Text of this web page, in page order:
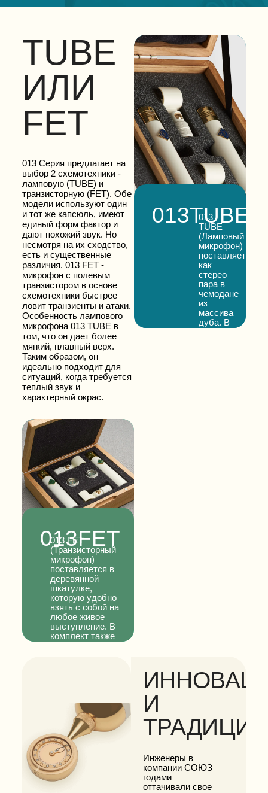
013 TUBE - Мужской вокал
013 TUBE - Оверхэды
013 TUBE - Рояль
013 TUBE - Скрипка (Стерео)
013 TUBE - Труба
013 TUBE - Электрогитара
TUBE
ИЛИ
FET
013 Серия предлагает на
выбор 2 схемотехники -
ламповую (TUBE) и
транзисторную (FET). Обе
модели используют один
и тот же капсюль, имеют
единый форм фактор и
дают похожий звук. Но
несмотря на их сходство,
есть и существенные
различия. 013 FET -
микрофон с полевым
транзистором в основе
схемотехники быстрее
ловит транзиенты и атаки.
Особенность лампового
микрофона 013 TUBE в
том, что он дает более
мягкий, плавный верх.
Таким образом, он
идеально подходит для
ситуаций, когда требуется
теплый звук и
характерный окрас.
013FET
013 FET
(Транзисторный
микрофон)
поставляется в
деревянной
шкатулке,
которую удобно
взять с собой на
любое живое
выступление. В
комплект также
013TUBE
013
TUBE
(Ламповый
микрофон)
поставляется
как
стерео
пара в
чемодане
из
массива
дуба. В
И
ТРАДИЦИИ
Инженеры в
компании СОЮЗ
годами
оттачивали свое